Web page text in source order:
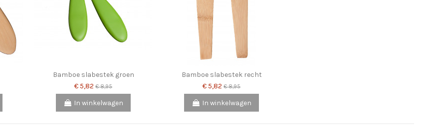
Bamboe slabestek groen
€ 5,82€ 8,95
In winkelwagen
Bamboe slabestek recht
€ 5,82€ 8,95
In winkelwagen